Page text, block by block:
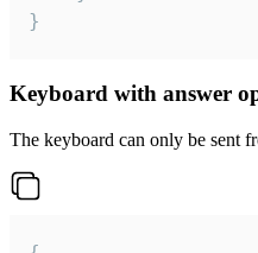
}
Keyboard with answer
The keyboard can only be sent